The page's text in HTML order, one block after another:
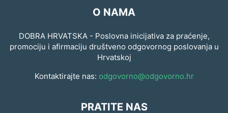
O NAMA
DOBRA HRVATSKA - Poslovna inicijativa za praćenje,
promociju i afirmaciju društveno odgovornog poslovanja u
Hrvatskoj
Kontaktirajte nas: odgovorno@odgovorno.hr
PRATITE NAS